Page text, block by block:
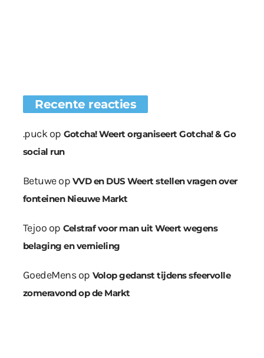
Recente reacties
.puckop Gotcha! Weert organiseert Gotcha! & Go
social run
Betuweop VVD en DUS Weert stellen vragen over
fonteinen Nieuwe Markt
Tejoo op Celstraf voor man uit Weert wegens
belaging en vernieling
GoedeMensop Volop gedanst tijdens sfeervolle
zomeravond op de Markt